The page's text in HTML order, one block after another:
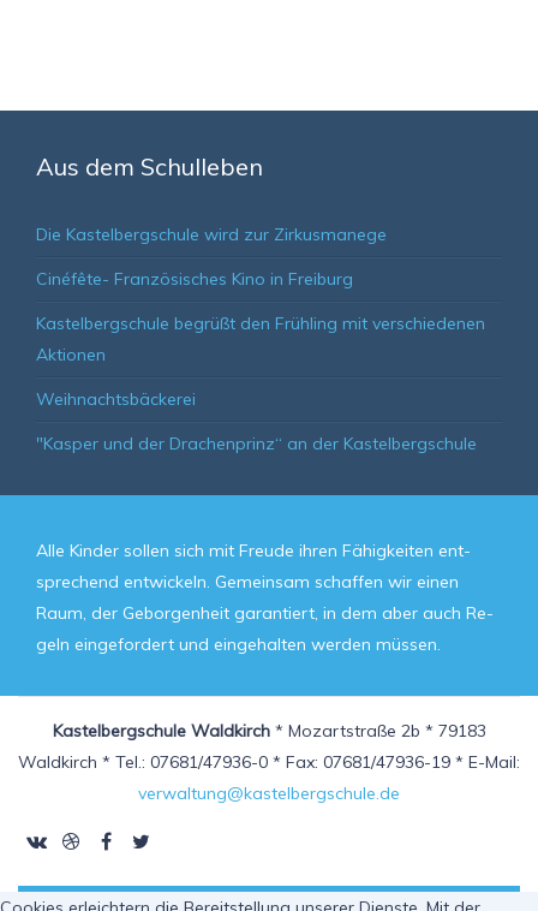
Aus dem Schulleben
Die Kastelbergschule wird zur Zirkusmanege
Cinéfête- Französisches Kino in Freiburg
Kastelbergschule begrüßt den Frühling mit verschiedenen
Aktionen
Weihnachtsbäckerei
"Kasper und der Drachenprinz“ an der Kastelbergschule
Alle Kin­der sol­len sich mit Freu­de ih­ren Fä­hig­kei­ten ent­
spre­chend ent­wickeln. Ge­mein­sam schaf­fen wir ei­nen
Raum, der Ge­bor­gen­heit ga­ran­tiert, in dem aber auch Re­
geln ein­ge­for­dert und ein­ge­hal­ten wer­den müs­sen.
Kastelbergschule Waldkirch* Mozartstraße 2b * 79183
Waldkirch * Tel.: 07681/47936-0 * Fax: 07681/47936-19 * E-Mail:
verwaltung@kastelbergschule.de